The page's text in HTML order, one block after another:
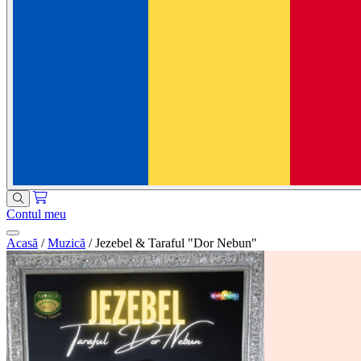
Contul meu
Acasă / Muzică / Jezebel & Taraful "Dor Nebun"